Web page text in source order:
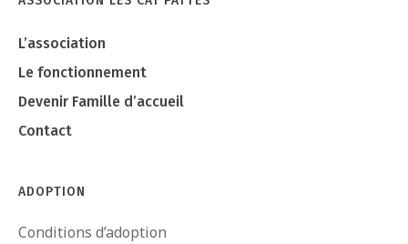
L’association
Le fonctionnement
Devenir Famille d’accueil
Contact
ADOPTION
Conditions d’adoption